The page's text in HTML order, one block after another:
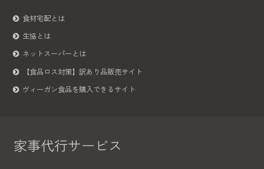
食材宅配とは
生協とは
ネットスーパーとは
【食品ロス対策】訳あり品販売サイト
ヴィーガン食品を購入できるサイト
家事代行サービス